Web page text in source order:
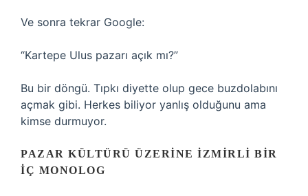
Ve sonra tekrar Google:
“Kartepe Ulus pazarı açık mı?”
Bu bir döngü. Tıpkı diyette olup gece buzdolabını
açmak gibi. Herkes biliyor yanlış olduğunu ama
kimse durmuyor.
PAZAR KÜLTÜRÜ ÜZERINE İZMIRLI BIR
İÇ MONOLOG